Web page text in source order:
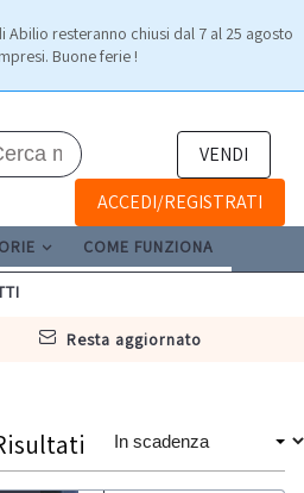
Abilio resteranno chiusi dal 7 al 25 agosto
Buone ferie !
VENDI
ACCEDI/REGISTRATI
COME FUNZIONA
resta aggiornato